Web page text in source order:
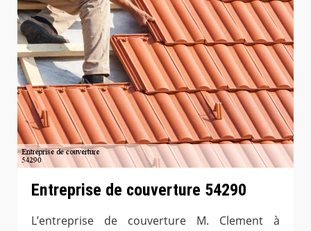
Entreprise de couverture 54290
L’entreprise de couverture M. Clement à